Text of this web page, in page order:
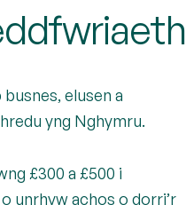
elusen a
yng Nghymru.
£300 a £500 i
unrhyw achos o dorri’r